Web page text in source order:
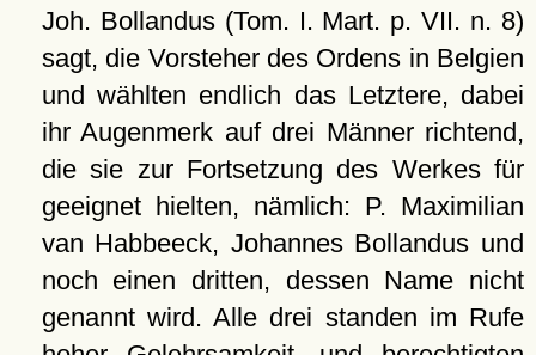
Joh. Bollandus (Tom. I. Mart. p. VII. n. 8)
sagt, die Vorsteher des Ordens in Belgien
und wählten endlich das Letztere, dabei
ihr Augenmerk auf drei Männer richtend,
die sie zur Fortsetzung des Werkes für
geeignet hielten, nämlich: P. Maximilian
van Habbeeck, Johannes Bollandus und
noch einen dritten, dessen Name nicht
genannt wird. Alle drei standen im Rufe